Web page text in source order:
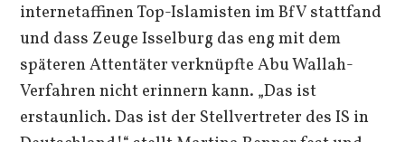
internetaffinen Top-Islamisten im BfV stattfand
und dass Zeuge Isselburg das eng mit dem
späteren Attentäter verknüpfte Abu Wallah-
Verfahren nicht erinnern kann. „Das ist
erstaunlich. Das ist der Stellvertreter des IS in